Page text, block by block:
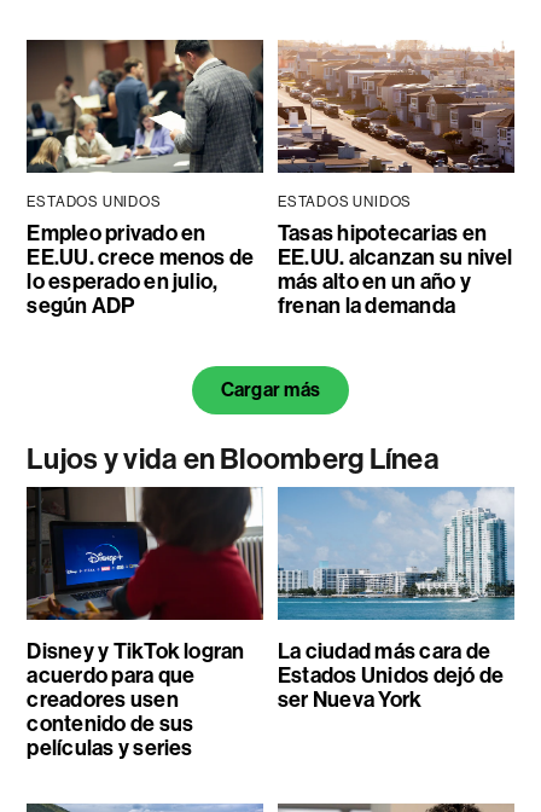
ESTADOS UNIDOS
Empleo privado en
EE.UU. crece menos de
lo esperado en julio,
según ADP
ESTADOS UNIDOS
Tasas hipotecarias en
EE.UU. alcanzan su nivel
más alto en un año y
frenan la demanda
Cargar más
Lujos y vida en Bloomberg Línea
Disney y TikTok logran
acuerdo para que
creadores usen
contenido de sus
películas y series
La ciudad más cara de
Estados Unidos dejó de
ser Nueva York